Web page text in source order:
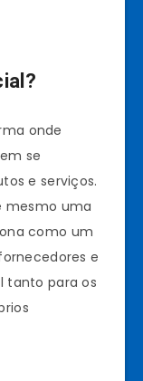
onde
se
e serviços.
mesmo uma
como um
e
tanto para os